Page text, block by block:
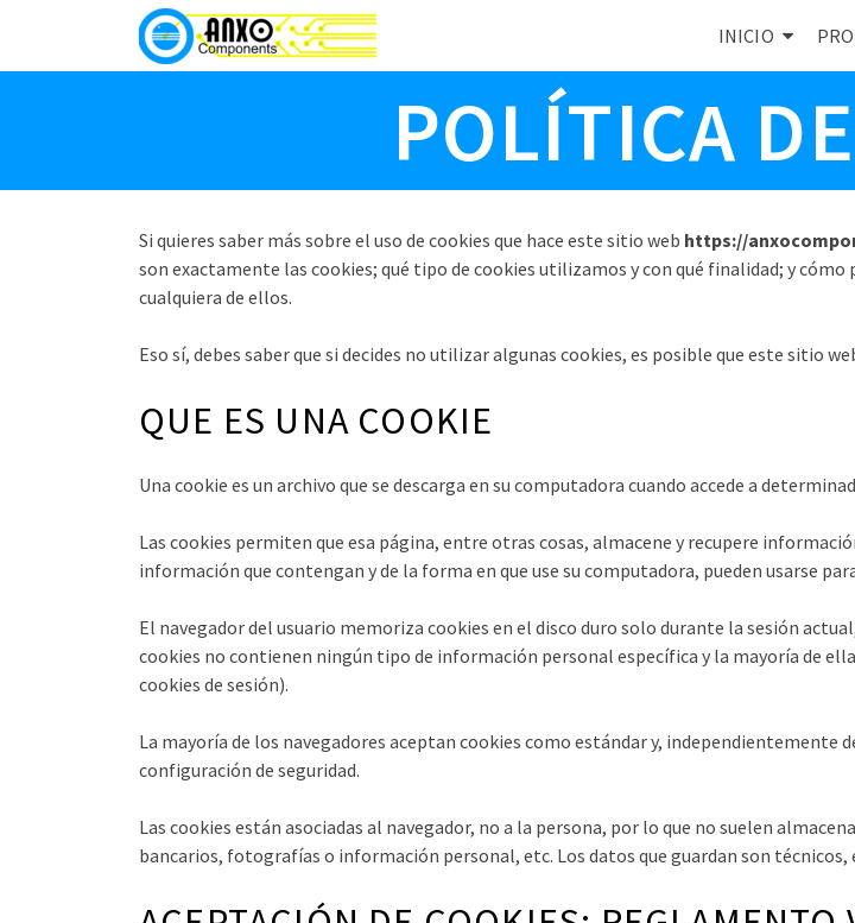
INICIO
POLÍTICA
Si quieres saber más sobre el uso de cookies que hace este sitio web https://
son exactamente las cookies; qué tipo de cookies utilizamos y con qué finalidad; y cómo
cualquiera de ellos.
Eso sí, debes saber que si decides no utilizar algunas cookies, es posible que este sitio
QUE ES UNA COOKIE
Una cookie es un archivo que se descarga en su computadora cuando accede a
Las cookies permiten que esa página, entre otras cosas, almacene y recupere
información que contengan y de la forma en que use su computadora, pueden usarse
El navegador del usuario memoriza cookies en el disco duro solo durante la sesión
cookies no contienen ningún tipo de información personal específica y la mayoría de
cookies de sesión).
La mayoría de los navegadores aceptan cookies como estándar y,
configuración de seguridad.
Las cookies están asociadas al navegador, no a la persona, por lo que no suelen
bancarios, fotografías o información personal, etc. Los datos que guardan son